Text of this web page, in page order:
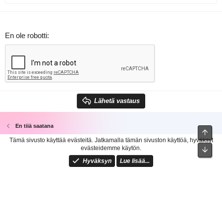
En ole robotti
Lähetä vastaus
En tiiä saatana
Suomi 🇫🇮
Käyttöehdot ja säännöt Tietosuojakäytäntö
Ohjeita
Tämä sivusto käyttää evästeitä. Jatkamalla tämän sivuston käyttöä, hyväksyt
evästeidemme käytön.
Hyväksyn
Lue lisää...
Ylös